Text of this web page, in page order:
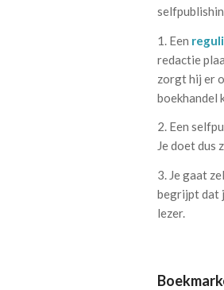
1. Een
redactie
zorgt hij er
boekhandel
2. Een
Je doet dus
3. Je gaat
begrijpt dat
lezer.